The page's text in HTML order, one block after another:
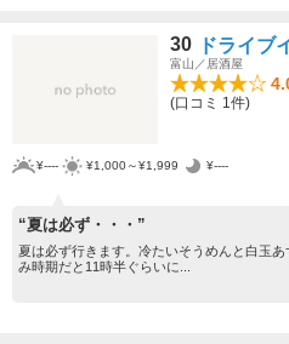
30 ドライブ
富山／居酒屋
(口コミ 1件)
¥---- ¥1,000～¥1,999 ¥----
“夏は必ず・・・”
夏は必ず行きます。冷たいそうめんと白玉
み時期だと11時半ぐらいに...